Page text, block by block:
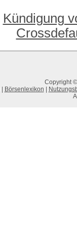
Kündigung
Copyright
Börsenlexikon